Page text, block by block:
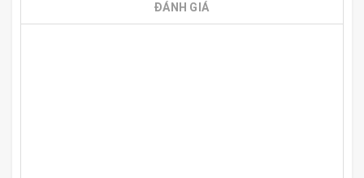
ĐÁNH GIÁ